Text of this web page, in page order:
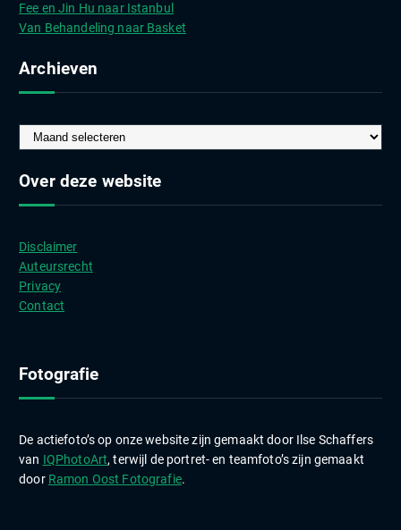
Fee en Jin Hu naar Istanbul
Van Behandeling naar Basket
Archieven
r
c
v
e
n
Over deze website
Disclaimer
Auteursrecht
Privacy
Contact
Fotografie
De actiefoto’s op onze website zijn gemaakt door Ilse Schaffers
van IQPhotoArt, terwijl de portret- en teamfoto’s zijn gemaakt
door Ramon Oost Fotografie.